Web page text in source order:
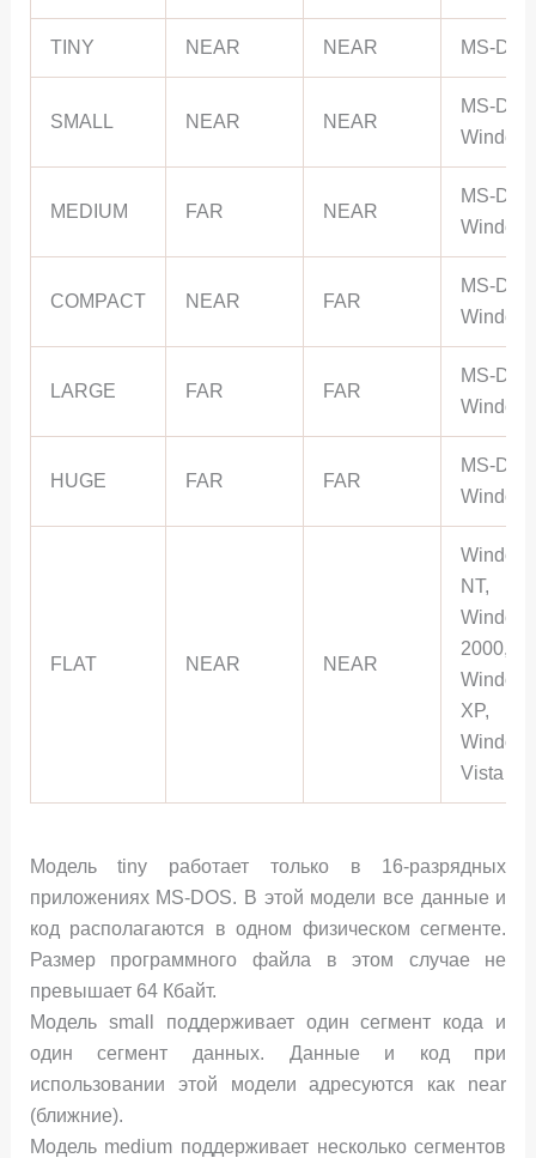
TINY NEAR NEAR MS-DOS
SMALL NEAR NEAR
MS-
MEDIUM FAR NEAR
MS-
COMPACT NEAR FAR
MS-
LARGE FAR FAR
MS-
HUGE FAR FAR
MS-
FLAT NEAR NEAR
NT,
2000,
XP,
Vista
Модель tiny работает только в 16-разрядных
приложениях MS-DOS. В этой модели все данные и
код располагаются в одном физическом сегменте.
Размер программного файла в этом случае не
превышает 64 Кбайт.
Модель small поддерживает один сегмент кода и
один сегмент данных. Данные и код при
использовании этой модели адресуются как near
(ближние).
Модель medium поддерживает несколько сегментов